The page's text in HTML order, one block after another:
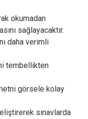
okumadan
sağlayacaktır.
daha verimli
tembellikten
görsele kolay
sınavlarda